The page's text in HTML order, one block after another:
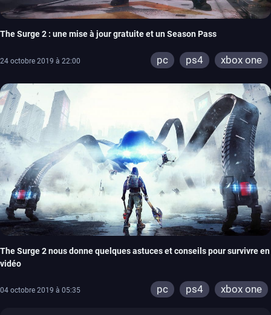
The Surge 2 : une mise à jour gratuite et un Season Pass
24 octobre 2019 à 22:00 pc ps4 xbox one
The Surge 2 nous donne quelques astuces et conseils pour survivre en
vidéo
04 octobre 2019 à 05:35 pc ps4 xbox one